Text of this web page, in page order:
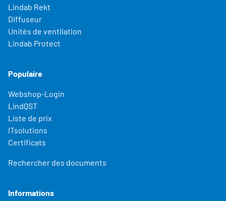
Lindab Rekt
Diffuseur
Unités de ventilation
Lindab Protect
Populaire
Webshop-Login
LindQST
Liste de prix
ITsolutions
Certificats
Rechercher des documents
Informations